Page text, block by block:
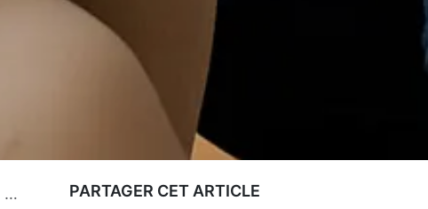
PARTAGER CET ARTICLE